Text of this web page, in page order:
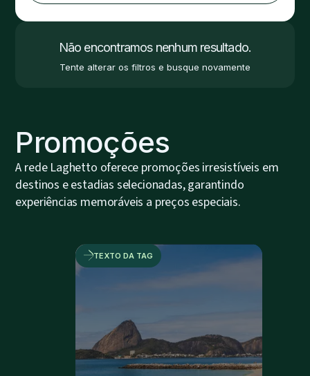
Não encontramos nenhum resultado.
Tente alterar os filtros e busque novamente
Promoções
A rede Laghetto oferece promoções irresistíveis em
destinos e estadias selecionadas, garantindo
experiências memoráveis a preços especiais.
TEXTO DA TAG